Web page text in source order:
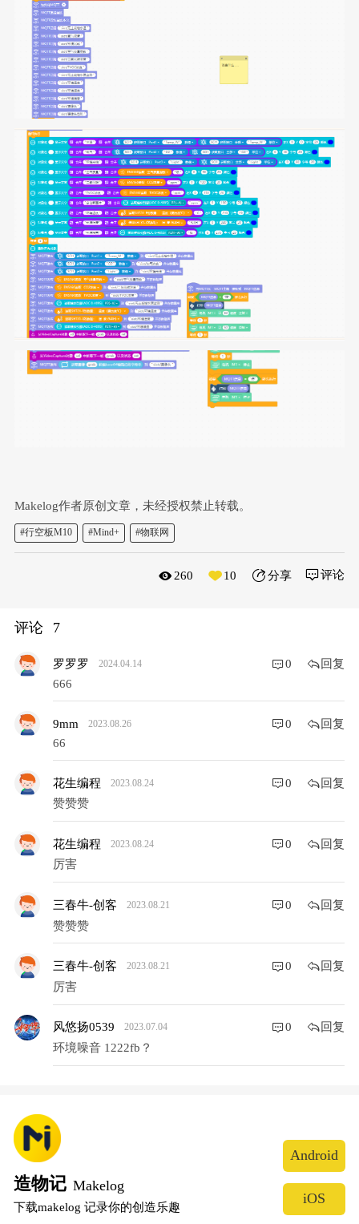
Makelog作者原创文章，未经授权禁止转载。
#行空板M10 #Mind+ #物联网
260 10 分享
评论 7
评论
罗罗罗 2024.04.14 0 回复
666
9mm 2023.08.26 0 回复
66
花生编程 2023.08.24 0 回复
赞赞赞
花生编程 2023.08.24 0 回复
厉害
三春牛-创客 2023.08.21 0 回复
赞赞赞
三春牛-创客 2023.08.21 0 回复
厉害
风悠扬0539 2023.07.04 0 回复
环境噪音 1222fb？
造物记 Makelog
下载makelog 记录你的创造乐趣
Android
iOS